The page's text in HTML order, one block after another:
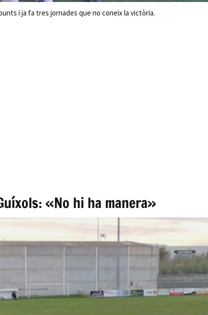
i ja fa tres jornades que no coneix la victòria.
«No hi ha manera»